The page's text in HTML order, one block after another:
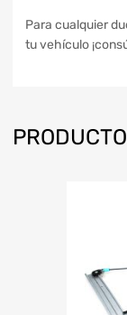
Para cualquier
tu vehículo